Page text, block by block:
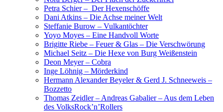
Petra Schier – Der Hexenschöffe
Dani Atkins – Die Achse meiner Welt
Steffanie Burow – Vulkantöchter
Yoyo Moyes – Eine Handvoll Worte
Brigitte Riebe – Feuer & Glas – Die Verschwörung
Michael Seitz – Die Hexe von Burg Weißenstein
Deon Meyer – Cobra
Inge Löhnig – Mörderkind
Hermann Alexander Beyeler & Gerd J. Schneeweis –
Bozzetto
Thomas Zeidler – Andreas Gabalier – Aus dem Leben
des VolksRock’n’Rollers